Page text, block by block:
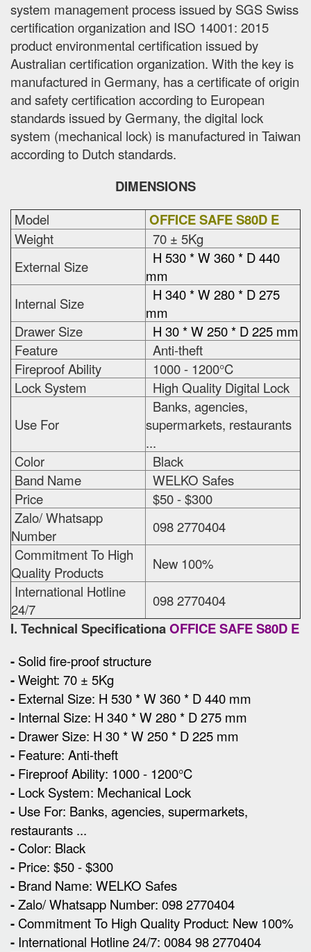
system management process issued by SGS Swiss
certification organization and ISO 14001: 2015
product environmental certification issued by
Australian certification organization. With the key is
manufactured in Germany, has a certificate of origin
and safety certification according to European
standards issued by Germany, the digital lock
system (mechanical lock) is manufactured in Taiwan
according to Dutch standards.
DIMENSIONS
Model OFFICE SAFE S80D E
Weight
70 ± 5Kg
External Size
H 530 * W 360 * D 440
mm
Internal Size
H 340 * W 280 * D 275
mm
Drawer Size
H 30 * W 250 * D 225 mm
Feature
Anti-theft
Fireproof Ability
1000 - 1200°C
Lock System
High Quality Digital Lock
Use For
Banks, agencies,
supermarkets, restaurants
...
Color
Black
Band Name
WELKO Safes
Price
$50 - $300
Zalo/ Whatsapp
Number
098 2770404
Commitment To High
Quality Products
New 100%
International Hotline
24/7
098 2770404
I. Technical SpecificationaOFFICE SAFE S80D E
- Solid fire-proof structure
-Weight: 70 ± 5Kg
- External Size: H 530 * W 360 * D 440 mm
- Internal Size: H 340 * W 280 * D 275 mm
- Drawer Size: H 30 * W 250 * D 225 mm
- Feature: Anti-theft
- Fireproof Ability: 1000 - 1200°C
- Lock System: Mechanical Lock
- Use For: Banks, agencies, supermarkets,
restaurants ...
- Color: Black
- Price: $50 - $300
- Brand Name: WELKO Safes
-Zalo/ Whatsapp Number: 098 2770404
- Commitment To High Quality Product: New 100%
- International Hotline 24/7: 0084 98 2770404